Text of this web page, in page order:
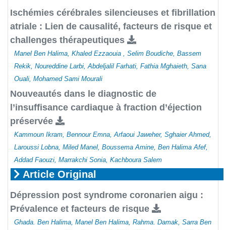
Ischémies cérébrales silencieuses et fibrillation
atriale : Lien de causalité, facteurs de risque et
challenges thérapeutiques
Manel Ben Halima, Khaled Ezzaouia , Selim Boudiche, Bassem
Rekik, Noureddine Larbi, Abdeljalil Farhati, Fathia Mghaieth, Sana
Ouali, Mohamed Sami Mourali
Nouveautés dans le diagnostic de
l’insuffisance cardiaque à fraction d’éjection
préservée
Kammoun Ikram, Bennour Emna, Arfaoui Jaweher, Sghaier Ahmed,
Laroussi Lobna, Miled Manel, Boussema Amine, Ben Halima Afef,
Addad Faouzi, Marrakchi Sonia, Kachboura Salem
Article Original
Dépression post syndrome coronarien aigu :
Prévalence et facteurs de risque
Ghada. Ben Halima, Manel Ben Halima, Rahma. Damak, Sarra Ben